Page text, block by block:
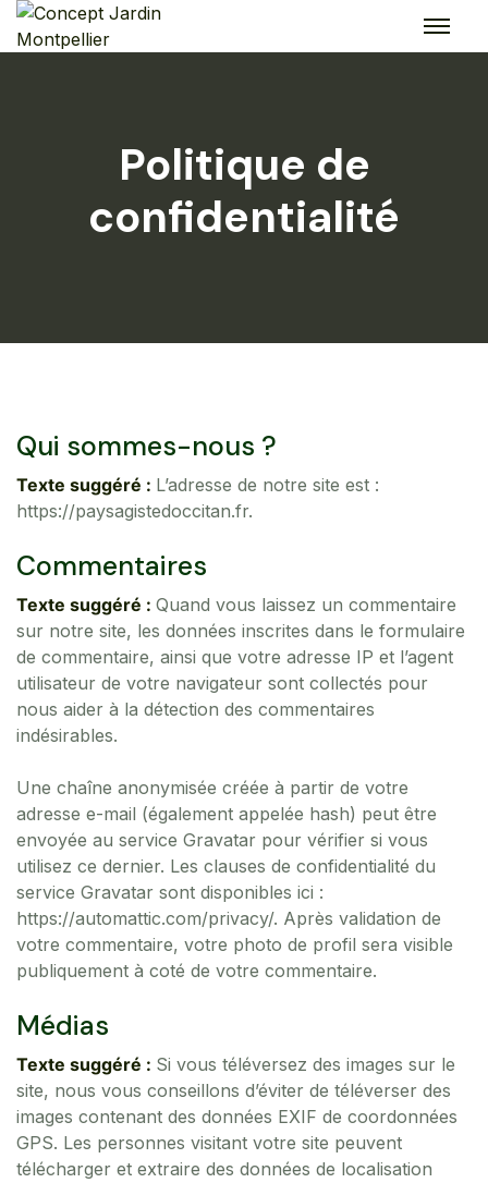
Skip
Politique de
confidentialité
Qui sommes-nous ?
Texte suggéré : L’adresse de notre site est :
https://paysagistedoccitan.fr.
Commentaires
Texte suggéré : Quand vous laissez un commentaire
sur notre site, les données inscrites dans le formulaire
de commentaire, ainsi que votre adresse IP et l’agent
utilisateur de votre navigateur sont collectés pour
nous aider à la détection des commentaires
indésirables.
Une chaîne anonymisée créée à partir de votre
adresse e-mail (également appelée hash) peut être
envoyée au service Gravatar pour vérifier si vous
utilisez ce dernier. Les clauses de confidentialité du
service Gravatar sont disponibles ici :
https://automattic.com/privacy/. Après validation de
votre commentaire, votre photo de profil sera visible
publiquement à coté de votre commentaire.
Médias
Texte suggéré : Si vous téléversez des images sur le
site, nous vous conseillons d’éviter de téléverser des
images contenant des données EXIF de coordonnées
GPS. Les personnes visitant votre site peuvent
télécharger et extraire des données de localisation